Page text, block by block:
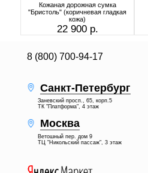
Кожаная дорожная сумка
"Бристоль" (коричневая гладкая
кожа)
22 900 р.
8 (800) 700-94-17
Санкт-Петербург
Заневский просп., 65, корп.5
ТК "Платформа", 4 этаж
Москва
Ветошный пер. дом 9
ТЦ "Никольский пассаж", 3 этаж